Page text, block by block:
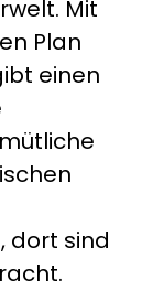
Mit
Plan
einen
dort sind